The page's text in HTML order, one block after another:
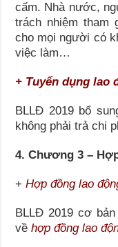
cấm. Nhà nước,
trách nhiệm tham
cho mọi người có
việc làm…
+ Tuyển dụng lao
BLLĐ 2019 bổ
không phải trả chi
4. Chương 3 –
+ Hợp đồng lao
BLLĐ 2019 cơ
vềhợp đồng lao